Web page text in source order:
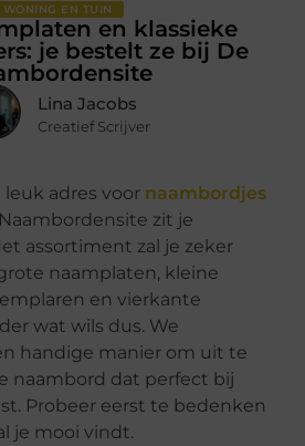
WONING EN TUIN
en klassieke
je bestelt ze bij De
Lina Jacobs
Creatief Scrijver
leuk adres voor naambordjes
zit je
assortiment zal je zeker
naamplaten, kleine
en vierkante
wat wils dus. We
handige manier om uit te
naambord dat perfect bij
Probeer eerst te bedenken
je mooi vindt.